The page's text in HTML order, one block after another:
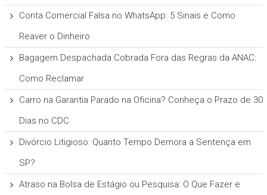
Conta Comercial Falsa no WhatsApp: 5 Sinais e Como
Reaver o Dinheiro
Bagagem Despachada Cobrada Fora das Regras da ANAC:
Como Reclamar
Carro na Garantia Parado na Oficina? Conheça o Prazo de 30
Dias no CDC
Divórcio Litigioso: Quanto Tempo Demora a Sentença em
SP?
Atraso na Bolsa de Estágio ou Pesquisa: O Que Fazer e